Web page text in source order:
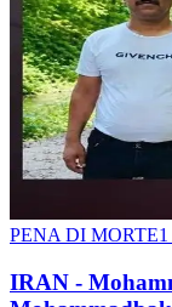
PENA DI MORTE
IRAN -